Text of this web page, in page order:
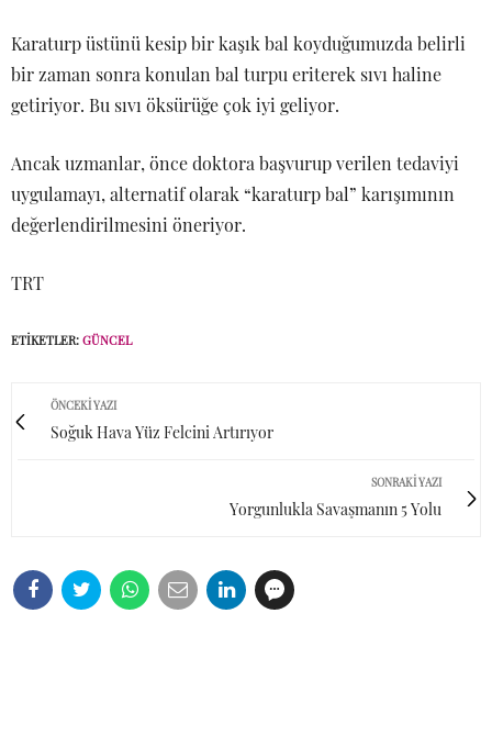
Karaturp üstünü kesip bir kaşık bal koyduğumuzda belirli
bir zaman sonra konulan bal turpu eriterek sıvı haline
getiriyor. Bu sıvı öksürüğe çok iyi geliyor.
Ancak uzmanlar, önce doktora başvurup verilen tedaviyi
uygulamayı, alternatif olarak “karaturp bal” karışımının
değerlendirilmesini öneriyor.
TRT
ETIKETLER: GÜNCEL
ÖNCEKI YAZI
Soğuk Hava Yüz Felcini Artırıyor
SONRAKI YAZI
Yorgunlukla Savaşmanın 5 Yolu